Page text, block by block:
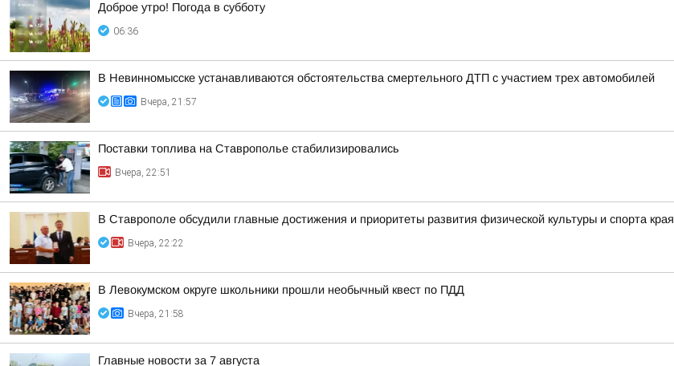
Доброе утро! Погода в субботу
06:36
В Невинномысске устанавливаются обстоятельства смертельного ДТП с участием трех автомобилей
Вчера, 21:57
Поставки топлива на Ставрополье стабилизировались
Вчера, 22:51
В Ставрополе обсудили главные достижения и приоритеты развития физической культуры и спорта края
Вчера, 22:22
В Левокумском округе школьники прошли необычный квест по ПДД
Вчера, 21:58
Главные новости за 7 августа